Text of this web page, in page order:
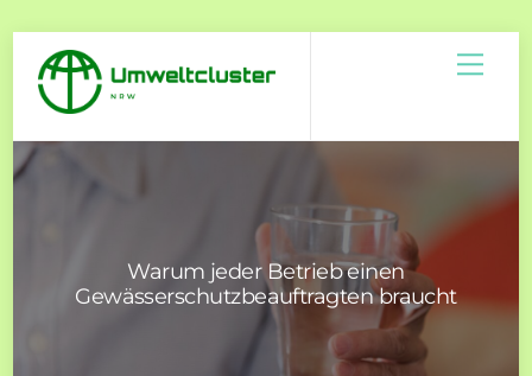
content
Warum jeder Betrieb einen
Gewässerschutzbeauftragten braucht